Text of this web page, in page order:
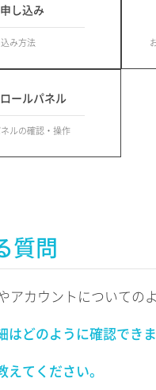
し込み
み方法
ールパネル
ルの確認・操作
質問
アカウントについての
はどのように確認でき
てください。